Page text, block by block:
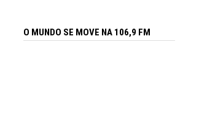
O MUNDO SE MOVE NA 106,9 FM